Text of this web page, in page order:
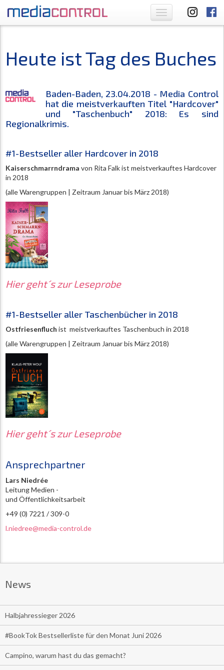
Toggle
navigation
Heute ist Tag des Buches
Baden-Baden, 23.04.2018 - Media Control
hat die meistverkauften Titel "Hardcover"
und "Taschenbuch" 2018: Es sind
Regionalkrimis.
#1-Bestseller aller Hardcover in 2018
Kaiserschmarrndrama von Rita Falk ist meistverkauftes Hardcover
in 2018
(alle Warengruppen | Zeitraum Januar bis März 2018)
Hier geht´s zur Leseprobe
#1-Bestseller aller Taschenbücher in 2018
Ostfriesenfluch ist meistverkauftes Taschenbuch in 2018
(alle Warengruppen | Zeitraum Januar bis März 2018)
Hier geht´s zur Leseprobe
Ansprechpartner
Lars Niedrée
Leitung Medien -
und Öffentlichkeitsarbeit
+49 (0) 7221 / 309-0
l.niedree@media-control.de
News
Halbjahressieger 2026
#BookTok Bestsellerliste für den Monat Juni 2026
Campino, warum hast du das gemacht?